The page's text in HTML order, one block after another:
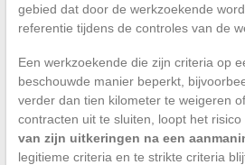
gebied dat door de werkzoekende
referentie tijdens de controles van de
Een werkzoekende die zijn criteria op
beschouwde manier beperkt,
verder dan tien kilometer te weigeren
contracten uit te sluiten, loopt het risico
van zijn uitkeringen na een
legitieme criteria en te strikte criteria